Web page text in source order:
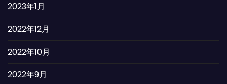
2023年1月
2022年12月
2022年10月
2022年9月